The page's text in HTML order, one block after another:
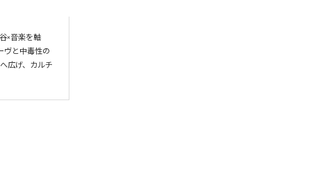
×音楽を軸
ヴと中毒性の
広げ、カルチ